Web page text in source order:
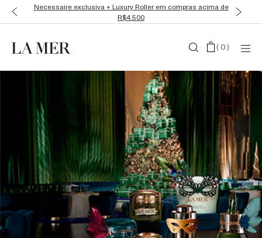
Ganhe Miniaturas Luxosas em todas as compras
(0)